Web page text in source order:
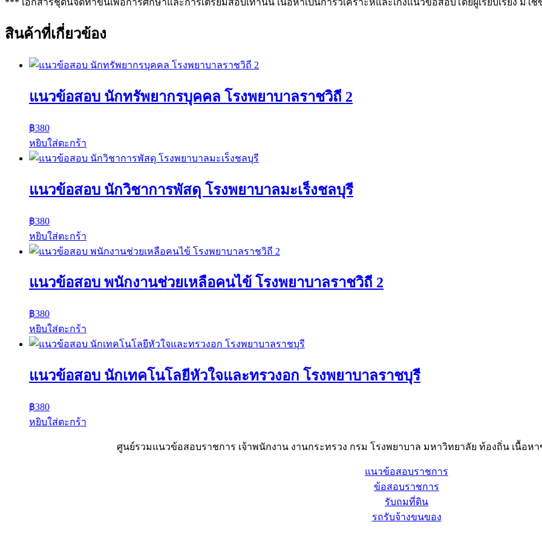
*** เอกสารชุดนี้จัดทำขึ้นเพื่อการศึกษาและการเตรียมสอบเท่านั้น เนื้อหาเป็นการวิเคราะห์และเก็งแนวข้อสอบโดยผู้เรียบเรียง มิใ
สินค้าที่เกี่ยวข้อง
แนวข้อสอบ นักทรัพยากรบุคคล โรงพยาบาลราชวิถี 2
฿380
หยิบใส่ตะกร้า
แนวข้อสอบ นักวิชาการพัสดุ โรงพยาบาลมะเร็งชลบุรี
฿380
หยิบใส่ตะกร้า
แนวข้อสอบ พนักงานช่วยเหลือคนไข้ โรงพยาบาลราชวิถี 2
฿380
หยิบใส่ตะกร้า
แนวข้อสอบ นักเทคโนโลยีหัวใจและทรวงอก โรงพยาบาลราชบุรี
฿380
หยิบใส่ตะกร้า
ศูนย์รวมแนวข้อสอบราชการ เจ้าพนักงาน งานกระทรวง กรม โรงพยาบาล มหาวิทยาลัย ท้องถิ่น เนื้อ
แนวข้อสอบราชการ
ข้อสอบราชการ
รับถมที่ดิน
รถรับจ้างขนของ